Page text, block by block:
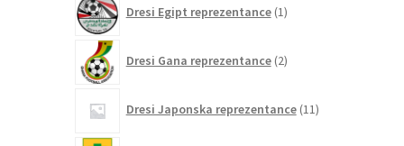
Dresi Egipt reprezentance 1izdelek
Dresi Gana reprezentance 2izdelka
Dresi Japonska reprezentance 11izdelkov